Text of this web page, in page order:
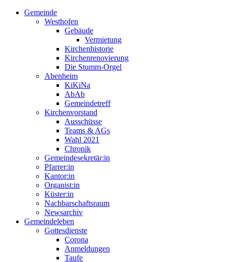
Gemeinde
Westhofen
Gebäude
Vermietung
Kirchenhistorie
Kirchenrenovierung
Die Stumm-Orgel
Abenheim
KiKiNa
AbAb
Gemeindetreff
Kirchenvorstand
Ausschüsse
Teams & AGs
Wahl 2021
Chronik
Gemeindesekretär:in
Pfarrer:in
Kantor:in
Organist:in
Küster:in
Nachbarschaftsraum
Newsarchiv
Gemeindeleben
Gottesdienste
Corona
Anmeldungen
Taufe